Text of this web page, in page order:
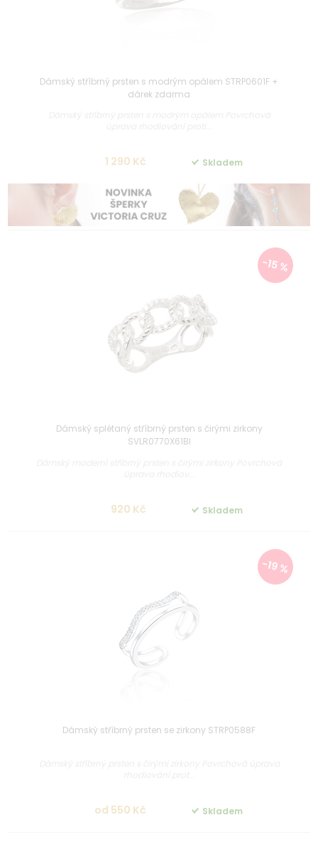
Dámský stříbrný prsten s modrým opálem STRP0601F +
dárek zdarma
1 290 Kč Skladem
-15 %
Dámský splétaný stříbrný prsten s čirými zirkony
SVLR0770X61BI
920 Kč Skladem
-19 %
Dámský stříbrný prsten se zirkony STRP0588F
od 550 Kč Skladem